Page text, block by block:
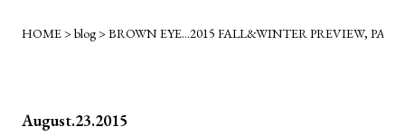
HOME>blog>BROWN EYE…2015 FALL&WINTER PREVIEW,
August.23.2015